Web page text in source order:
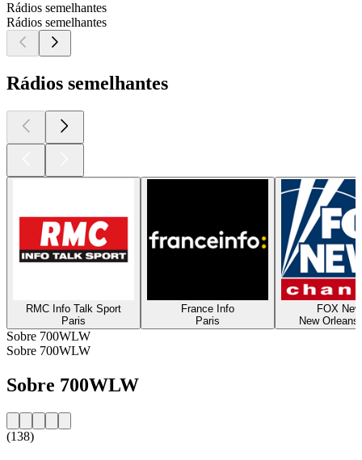
Rádios semelhantes
Rádios semelhantes
Rádios semelhantes
RMC Info Talk Sport
Paris
France Info
Paris
FOX
New
Sobre 700WLW
Sobre 700WLW
Sobre 700WLW
(138)